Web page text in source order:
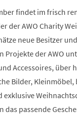
findet im frisch
der AWO Charity
neue Besitzer
Projekte der AWO
Accessoires, über
Bilder, Kleinmöbel,
exklusive
passende